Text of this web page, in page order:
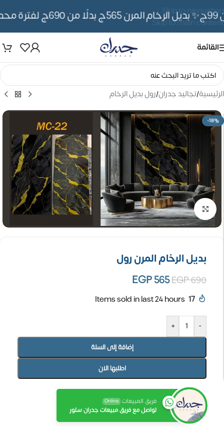
Skip to navigation
Skip to main content
✨ بديل الرخام المرن 565ج بدلًا من 690ج لفترة محدوده
القائمة
الرئيسية/تجاليد جدران/رول بديل الرخام
-18%
تكبير الصورة
بديل الرخام المرن رول
EGP690
EGP565
17
Items sold in last 24 hours
-
+
إضافة إلى السلة
اطلبها الان
فريق المبيعات Online
تواصل مع فريق مبيعات جدران ستور